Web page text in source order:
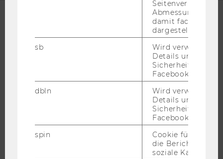
DOKTORAT / PHD
BEWERBUNG UND ZULASSUNG
INFORMATIONEN FÜR STUDIERENDE
INTERNATIONALE UND INCOMING EXCHANGE STUDIERENDE
Seitenverhältnis
Abmessungen
damit facebook
dargestellt
sb
Wird verwendet,
Details und
Facebook-Kontos
dbln
Wird verwendet,
Details und
Facebook-Kontos
spin
Cookie für
die
soziale